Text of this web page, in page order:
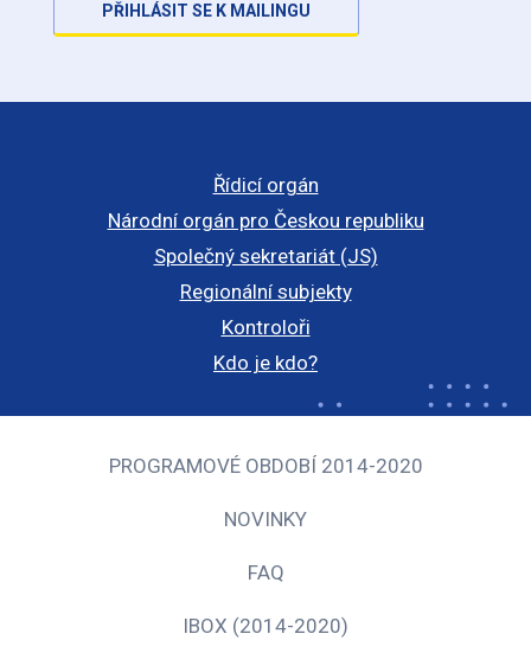
PŘIHLÁSIT SE K MAILINGU
Řídicí orgán
Národní orgán pro Českou republiku
Společný sekretariát (JS)
Regionální subjekty
Kontroloři
Kdo je kdo?
PROGRAMOVÉ OBDOBÍ 2014-2020
NOVINKY
FAQ
IBOX (2014-2020)